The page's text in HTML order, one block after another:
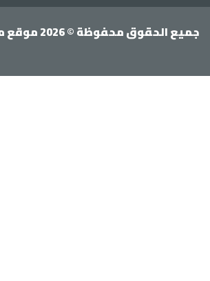
جميع الحقوق محفوظة © 2026 موقع منهج